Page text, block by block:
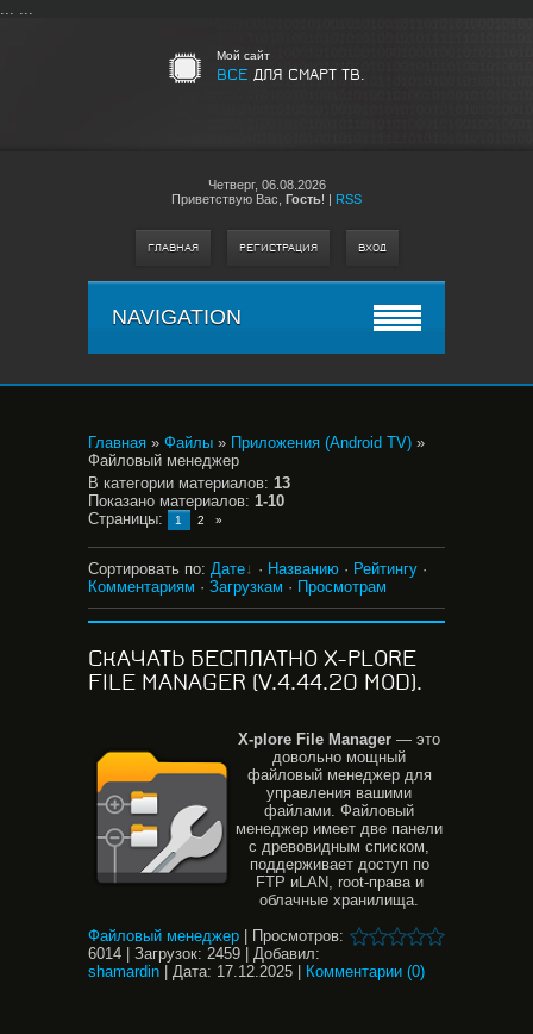
... ...
Мой сайт
ВСЕ ДЛЯ СМАРТ ТВ.
Четверг, 06.08.2026
Приветствую Вас Гость! | RSS
ГЛАВНАЯ РЕГИСТРАЦИЯ ВХОД
NAVIGATION
Главная » Файлы » Приложения (Android TV) »
Файловый менеджер
В категории материалов: 13
Показано материалов: 1-10
Страницы: 1 2 »
Сортировать по: Дате · Названию · Рейтингу ·
Комментариям · Загрузкам · Просмотрам
СКАЧАТЬ БЕСПЛАТНО X-PLORE
FILE MANAGER (V.4.44.20 MOD).
X-plore File Manager — это
довольно мощный
файловый менеджер для
управления вашими
файлами. Файловый
менеджер имеет две панели
с древовидным списком,
поддерживает доступ по
FTP иLAN, root-права и
облачные хранилища.
Файловый менеджер
Просмотров:
6014
Загрузок: 2459
Добавил:
shamardin
Дата: 17.12.2025 Комментарии (0)